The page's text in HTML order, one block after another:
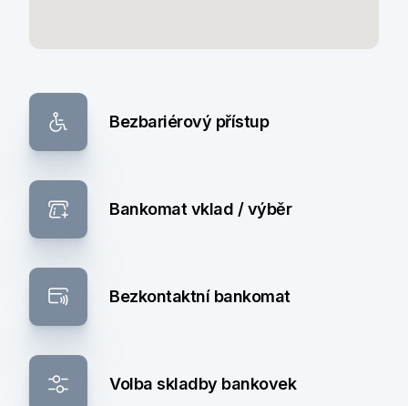
Bezbariérový přístup
Bankomat vklad / výběr
Bezkontaktní bankomat
Volba skladby bankovek